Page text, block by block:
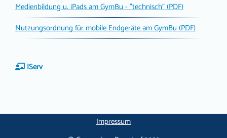
Medienbildung u. iPads am GymBu - "technisch" (PDF)
Nutzungsordnung für mobile Endgeräte am GymBu (PDF)
IServ
Impressum